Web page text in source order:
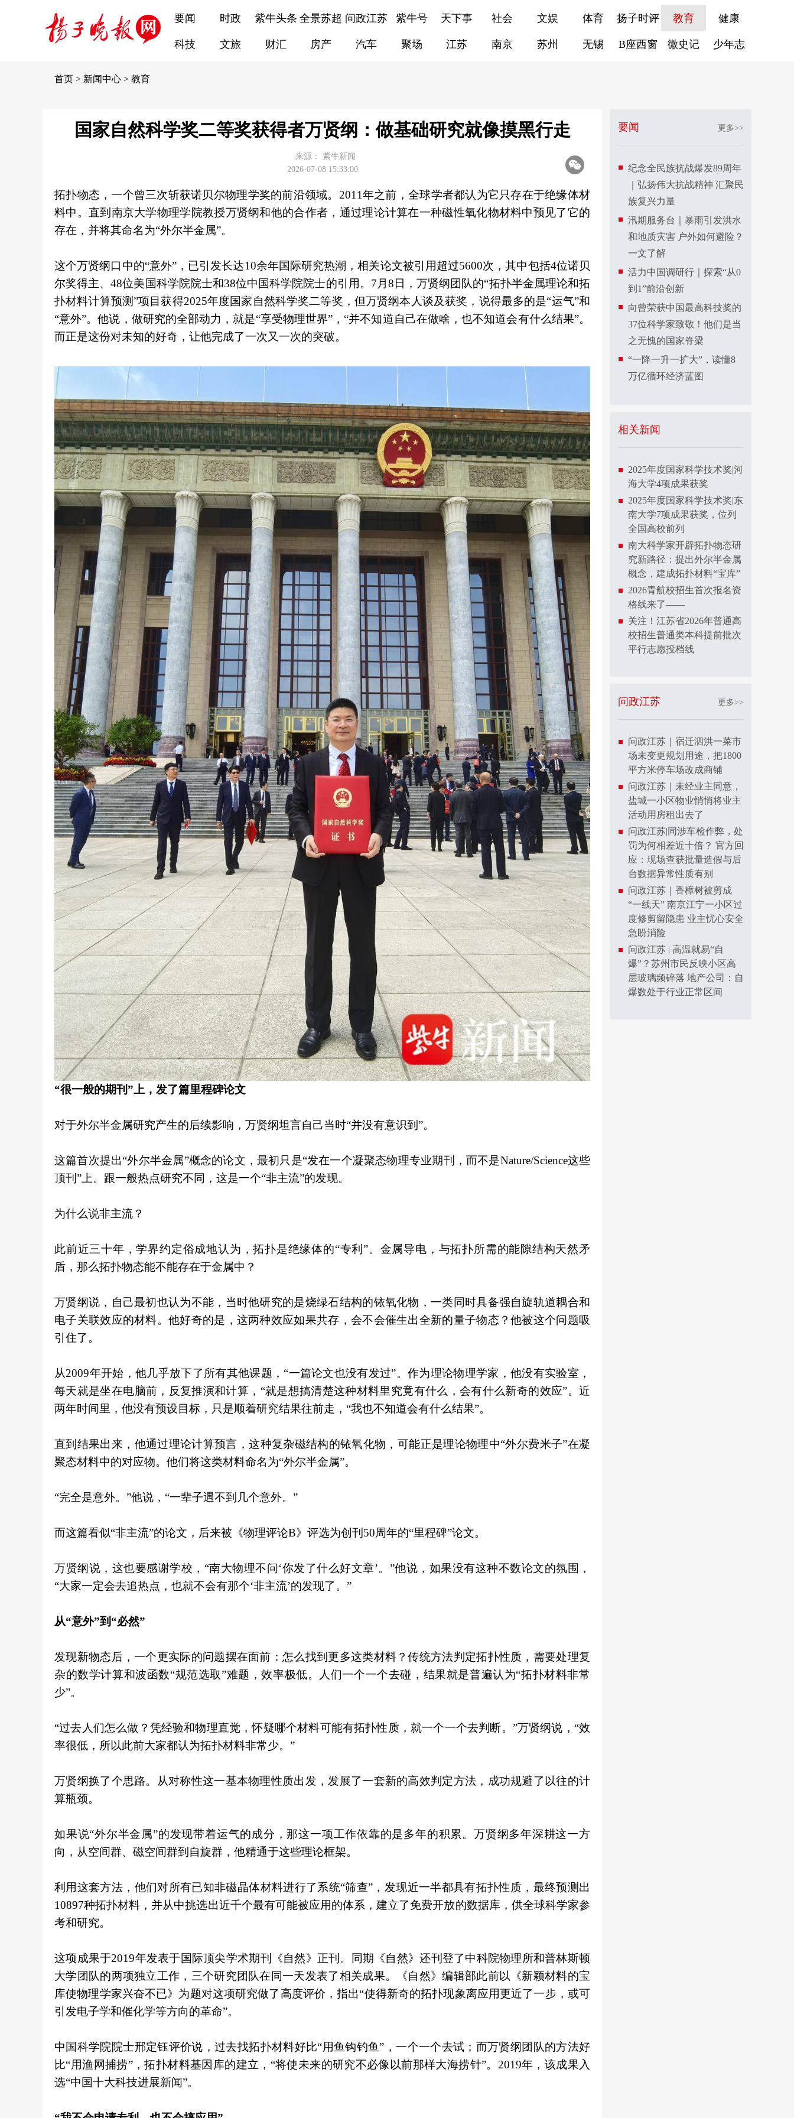
要闻 时政 紫牛头条 全景苏超 问政江苏 紫牛号 天下事 社会 文娱 体育 扬子时评 教育 健康
科技 文旅 财汇 房产 汽车 聚场 江苏 南京 苏州 无锡 B座西窗 微史记 少年志
首页 > 新闻中心 > 教育
国家自然科学奖二等奖获得者万贤纲：做基础研究就像摸黑行走
来源：
紫牛新闻
2026-07-08 15:33:00
拓扑物态，一个曾三次斩获诺贝尔物理学奖的前沿领域。2011年之前，全球学者都认为它只存在于绝缘体材
料中。直到南京大学物理学院教授万贤纲和他的合作者，通过理论计算在一种磁性氧化物材料中预见了它的
存在，并将其命名为“外尔半金属”。
这个万贤纲口中的“意外”，已引发长达10余年国际研究热潮，相关论文被引用超过5600次，其中包括4位诺贝
尔奖得主、48位美国科学院院士和38位中国科学院院士的引用。7月8日，万贤纲团队的“拓扑半金属理论和拓
扑材料计算预测”项目获得2025年度国家自然科学奖二等奖，但万贤纲本人谈及获奖，说得最多的是“运气”和
“意外”。他说，做研究的全部动力，就是“享受物理世界”，“并不知道自己在做啥，也不知道会有什么结果”。
而正是这份对未知的好奇，让他完成了一次又一次的突破。
“很一般的期刊”上，发了篇里程碑论文
对于外尔半金属研究产生的后续影响，万贤纲坦言自己当时“并没有意识到”。
这篇首次提出“外尔半金属”概念的论文，最初只是“发在一个凝聚态物理专业期刊，而不是Nature/Science这些
顶刊”上。跟一般热点研究不同，这是一个“非主流”的发现。
为什么说非主流？
此前近三十年，学界约定俗成地认为，拓扑是绝缘体的“专利”。金属导电，与拓扑所需的能隙结构天然矛
盾，那么拓扑物态能不能存在于金属中？
万贤纲说，自己最初也认为不能，当时他研究的是烧绿石结构的铱氧化物，一类同时具备强自旋轨道耦合和
电子关联效应的材料。他好奇的是，这两种效应如果共存，会不会催生出全新的量子物态？他被这个问题吸
引住了。
从2009年开始，他几乎放下了所有其他课题，“一篇论文也没有发过”。作为理论物理学家，他没有实验室，
每天就是坐在电脑前，反复推演和计算，“就是想搞清楚这种材料里究竟有什么，会有什么新奇的效应”。近
两年时间里，他没有预设目标，只是顺着研究结果往前走，“我也不知道会有什么结果”。
直到结果出来，他通过理论计算预言，这种复杂磁结构的铱氧化物，可能正是理论物理中“外尔费米子”在凝
聚态材料中的对应物。他们将这类材料命名为“外尔半金属”。
“完全是意外。”他说，“一辈子遇不到几个意外。”
而这篇看似“非主流”的论文，后来被《物理评论B》评选为创刊50周年的“里程碑”论文。
万贤纲说，这也要感谢学校，“南大物理不问‘你发了什么好文章’。”他说，如果没有这种不数论文的氛围，
“大家一定会去追热点，也就不会有那个‘非主流’的发现了。”
从“意外”到“必然”
发现新物态后，一个更实际的问题摆在面前：怎么找到更多这类材料？传统方法判定拓扑性质，需要处理复
杂的数学计算和波函数“规范选取”难题，效率极低。人们一个一个去碰，结果就是普遍认为“拓扑材料非常
少”。
“过去人们怎么做？凭经验和物理直觉，怀疑哪个材料可能有拓扑性质，就一个一个去判断。”万贤纲说，“效
率很低，所以此前大家都认为拓扑材料非常少。”
万贤纲换了个思路。从对称性这一基本物理性质出发，发展了一套新的高效判定方法，成功规避了以往的计
算瓶颈。
如果说“外尔半金属”的发现带着运气的成分，那这一项工作依靠的是多年的积累。万贤纲多年深耕这一方
向，从空间群、磁空间群到自旋群，他精通于这些理论框架。
利用这套方法，他们对所有已知非磁晶体材料进行了系统“筛查”，发现近一半都具有拓扑性质，最终预测出
10897种拓扑材料，并从中挑选出近千个最有可能被应用的体系，建立了免费开放的数据库，供全球科学家参
考和研究。
这项成果于2019年发表于国际顶尖学术期刊《自然》正刊。同期《自然》还刊登了中科院物理所和普林斯顿
大学团队的两项独立工作，三个研究团队在同一天发表了相关成果。《自然》编辑部此前以《新颖材料的宝
库使物理学家兴奋不已》为题对这项研究做了高度评价，指出“使得新奇的拓扑现象离应用更近了一步，或可
引发电子学和催化学等方向的革命”。
中国科学院院士邢定钰评价说，过去找拓扑材料好比“用鱼钩钓鱼”，一个一个去试；而万贤纲团队的方法好
比“用渔网捕捞”，拓扑材料基因库的建立，“将使未来的研究不必像以前那样大海捞针”。2019年，该成果入
选“中国十大科技进展新闻”。
要闻 更多>>
纪念全民族抗战爆发89周年
｜弘扬伟大抗战精神 汇聚民
族复兴力量
汛期服务台｜暴雨引发洪水
和地质灾害 户外如何避险？
一文了解
活力中国调研行｜探索“从0
到1”前沿创新
向曾荣获中国最高科技奖的
37位科学家致敬！他们是当
之无愧的国家脊梁
“一降一升一扩大”，读懂8
万亿循环经济蓝图
相关新闻
2025年度国家科学技术奖|河
海大学4项成果获奖
2025年度国家科学技术奖|东
南大学7项成果获奖，位列
全国高校前列
南大科学家开辟拓扑物态研
究新路径：提出外尔半金属
概念，建成拓扑材料“宝库”
2026青航校招生首次报名资
格线来了——
关注！江苏省2026年普通高
校招生普通类本科提前批次
平行志愿投档线
问政江苏 更多>>
问政江苏｜宿迁泗洪一菜市
场未变更规划用途，把1800
平方米停车场改成商铺
问政江苏｜未经业主同意，
盐城一小区物业悄悄将业主
活动用房租出去了
问政江苏|同涉车检作弊，处
罚为何相差近十倍？ 官方回
应：现场查获批量造假与后
台数据异常性质有别
问政江苏｜香樟树被剪成
“一线天” 南京江宁一小区过
度修剪留隐患 业主忧心安全
急盼消险
问政江苏 | 高温就易“自
爆”？苏州市民反映小区高
层玻璃频碎落 地产公司：自
爆数处于行业正常区间